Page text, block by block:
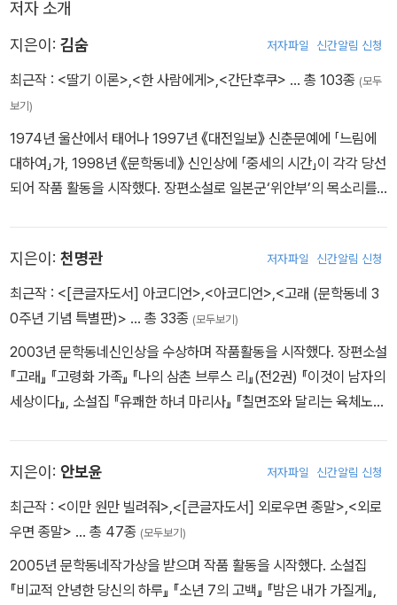
위', 윤고은의 '프레디의 사생아', 이장욱의 '기린이 아닌 모든 것에 대
한 이야기', 윤이형의 '쿤의 여행', 안보윤의 '나선의 방향'이 수록되어
있다.
렸다.
저자 소개
지은이: 김숨 저자파일 신간알림 신청
최근작 : <딸기 이론>,<한 사람에게>,<간단후쿠> … 총 103종 (모두
보기)
1974년 울산에서 태어나 1997년 《대전일보》 신춘문예에 「느림에
대하여」가, 1998년 《문학동네》 신인상에 「중세의 시간」이 각각 당선
되어 작품 활동을 시작했다. 장편소설로 일본군‘위안부’의 목소리를
스포라의 삶을 다룬 『떠도는 땅』, 식민 지배의 상처를 그린 『잃어버린
사람』, 태평양전쟁 당시 오키나와에서의 조선인 참살을 다룬 『오키나
와 스파이』, 조선소 노동자의 삶을 다룬 『철』 『제비심장』 등이 있고,
『나는 나무를 만질 수 있을까』 『침대』 『간과 쓸개』 『국수』 『당신의
신』 『나는 염소가 처음이야』 등이 있다. 현대문학상, 대산문학상, 이
상문학상, 동인문학상 등을 수상했다.
지은이: 천명관 저자파일 신간알림 신청
최근작 : <[큰글자도서] 아코디언>,<아코디언>,<고래 (문학동네 3
0주년 기념 특별판)> … 총 33종 (모두보기)
2003년 문학동네신인상을 수상하며 작품활동을 시작했다. 장편소설
『고래』 『고령화 가족』 『나의 삼촌 브루스 리』(전2권) 『이것이 남자의
세상이다』, 소설집 『유쾌한 하녀 마리사』 『칠면조와 달리는 육체노동
지은이: 안보윤 저자파일 신간알림 신청
최근작 : <이만 원만 빌려줘>,<[큰글자도서] 외로우면 종말>,<외로
우면 종말> … 총 47종 (모두보기)
2005년 문학동네작가상을 받으며 작품 활동을 시작했다. 소설집
『비교적 안녕한 당신의 하루』 『소년 7의 고백』 『밤은 내가 가질게』,